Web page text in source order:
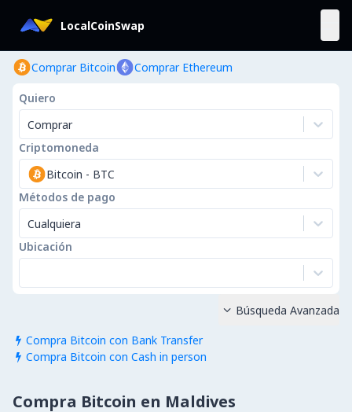
LocalCoinSwap
Comprar Bitcoin Comprar Ethereum
Quiero
Comprar
Criptomoneda
Bitcoin - BTC
Métodos de pago
Cualquiera
Ubicación
 Compra Bitcoin con Bank Transfer
 Compra Bitcoin con Cash in person
 Búsqueda Avanzada
Compra Bitcoin en Maldives